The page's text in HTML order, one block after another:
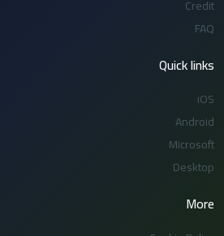
Credit
FAQ
Quick links
iOS
Android
Microsoft
Desktop
More